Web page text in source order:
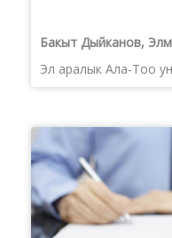
Бакыт Дыйканов,
Эл аралык Ала-Тоо